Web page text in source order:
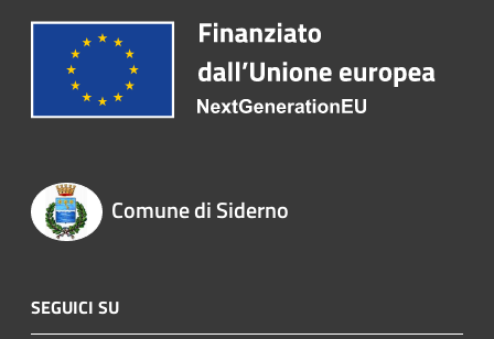
Comune di Siderno
SEGUICI SU